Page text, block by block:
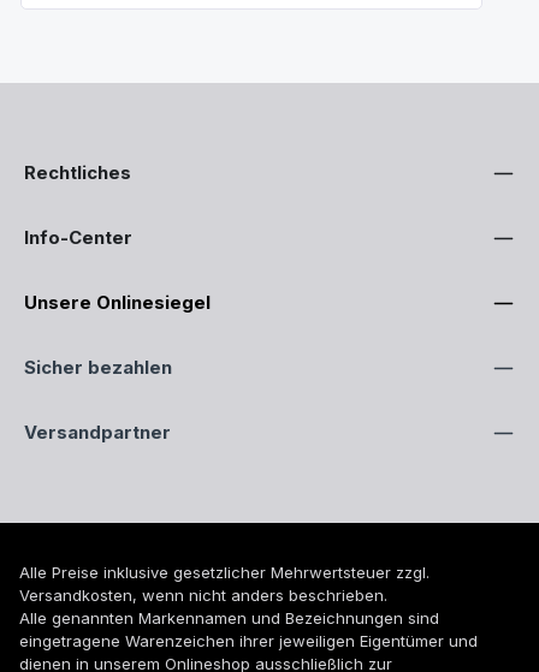
Rechtliches
Info-Center
Unsere Onlinesiegel
Sicher bezahlen
Versandpartner
Alle Preise inklusive gesetzlicher Mehrwertsteuer zzgl.
Versandkosten, wenn nicht anders beschrieben.
Alle genannten Markennamen und Bezeichnungen sind
eingetragene Warenzeichen ihrer jeweiligen Eigentümer und
dienen in unserem Onlineshop ausschließlich zur